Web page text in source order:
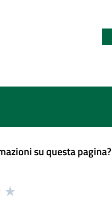
su questa pagina?